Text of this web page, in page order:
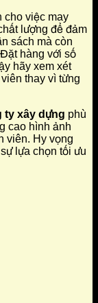
cho việc may
lượng để đảm
sách mà còn
hàng với số
hãy xem xét
thay vì từng
ty xây dựng phù
cao hình ảnh
viên. Hy vọng
lựa chọn tối ưu